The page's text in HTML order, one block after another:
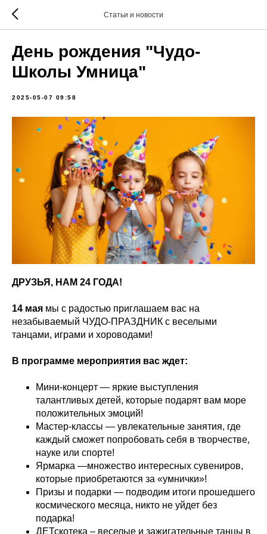
Статьи и новости
День рождения "Чудо-
Школы Умница"
2025-05-07 09:58
ДРУЗЬЯ, НАМ 24 ГОДА!
14 мая мы с радостью приглашаем вас на
незабываемый ЧУДО-ПРАЗДНИК с веселыми
танцами, играми и хороводами!
В программе мероприятия вас ждет:
Мини-концерт — яркие выступления
талантливых детей, которые подарят вам море
положительных эмоций!
Мастер-классы — увлекательные занятия, где
каждый сможет попробовать себя в творчестве,
науке или спорте!
Ярмарка —множество интересных сувениров,
которые приобретаются за «умнички»!
Призы и подарки — подводим итоги прошедшего
космического месяца, никто не уйдет без
подарка!
ДЕТскотека – веселые и зажигательные танцы в